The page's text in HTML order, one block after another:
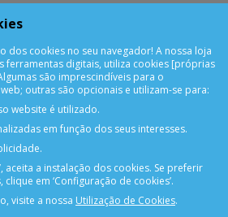
4 5 6 7 8 9
> >|
dos cookies no seu navegador! A nossa loja
ferramentas digitais, utiliza cookies [próprias
são imprescindíveis para o
outras são opcionais e utilizam-se para:
website é utilizado.
em função dos seus interesses.
aceita a instalação dos cookies. Se preferir
em ‘Configuração de cookies’.
visite a nossa Utilização de Cookies.